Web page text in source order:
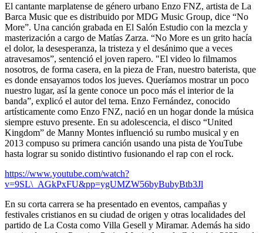
El cantante marplatense de género urbano Enzo FNZ, artista de La
Barca Music que es distribuido por MDG Music Group, dice “No
More”. Una canción grabada en El Salón Estudio con la mezcla y
masterización a cargo de Matías Zarza. “No More es un grito hacía
el dolor, la desesperanza, la tristeza y el desánimo que a veces
atravesamos”, sentenció el joven rapero. "El video lo filmamos
nosotros, de forma casera, en la pieza de Fran, nuestro baterista, que
es donde ensayamos todos los jueves. Queríamos mostrar un poco
nuestro lugar, así la gente conoce un poco más el interior de la
banda”, explicó el autor del tema. Enzo Fernández, conocido
artísticamente como Enzo FNZ, nació en un hogar donde la música
siempre estuvo presente. En su adolescencia, el disco “United
Kingdom” de Manny Montes influenció su rumbo musical y en
2013 compuso su primera canción usando una pista de YouTube
hasta lograr su sonido distintivo fusionando el rap con el rock.
https://www.youtube.com/watch?
v=9SL\_AGkPxFU&pp=ygUMZW56byBubyBtb3Jl
En su corta carrera se ha presentado en eventos, campañas y
festivales cristianos en su ciudad de origen y otras localidades del
partido de La Costa como Villa Gesell y Miramar. Además ha sido